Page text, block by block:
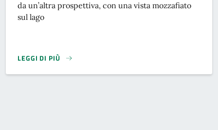
da un’altra prospettiva, con una vista mozzafiato
sul lago
LEGGI DI PIÙ